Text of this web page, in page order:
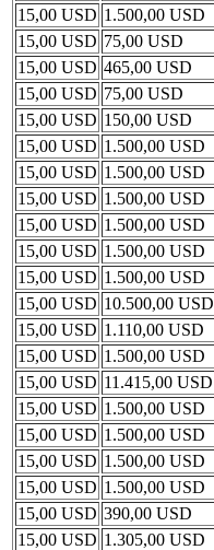
15,00 USD 1.500,00 USD
15,00 USD 75,00 USD
15,00 USD 465,00 USD
15,00 USD 75,00 USD
15,00 USD 150,00 USD
15,00 USD 1.500,00 USD
15,00 USD 1.500,00 USD
15,00 USD 1.500,00 USD
15,00 USD 1.500,00 USD
15,00 USD 1.500,00 USD
15,00 USD 1.500,00 USD
15,00 USD 10.500,00 USD
15,00 USD 1.110,00 USD
15,00 USD 1.500,00 USD
15,00 USD 11.415,00 USD
15,00 USD 1.500,00 USD
15,00 USD 1.500,00 USD
15,00 USD 1.500,00 USD
15,00 USD 1.500,00 USD
15,00 USD 390,00 USD
15,00 USD 1.305,00 USD